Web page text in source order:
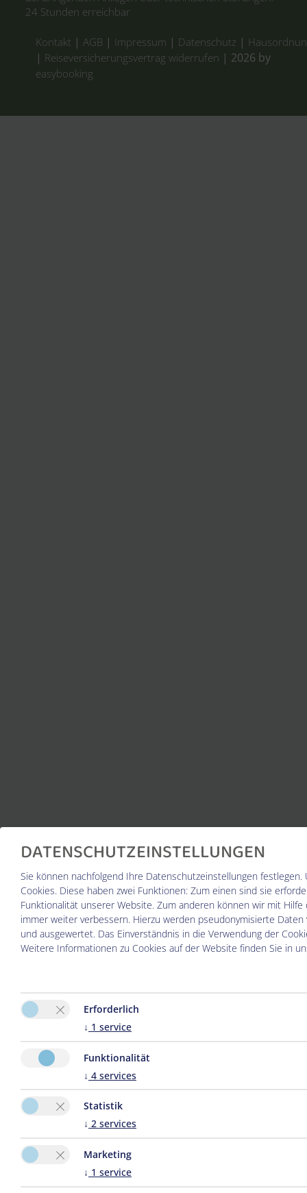
Kontakt |AGB | Impressum | Datenschutz |
| Reiseversicherungsvertrag widerrufen | 2026 by
easybooking
DATENSCHUTZEINSTELLUNGEN
Sie können nachfolgend Ihre Datenschutzeinstellungen festlegen.
Cookies. Diese haben zwei Funktionen: Zum einen sind sie
Funktionalität unserer Website. Zum anderen können wir mit
immer weiter verbessern. Hierzu werden pseudonymisierte
und ausgewertet. Das Einverständnis in die Verwendung der
Weitere Informationen zu Cookies auf der Website finden Sie in
Erforderlich
↓ 1 service
Funktionalität
↓ 4 services
Statistik
↓ 2 services
Marketing
↓ 1 service